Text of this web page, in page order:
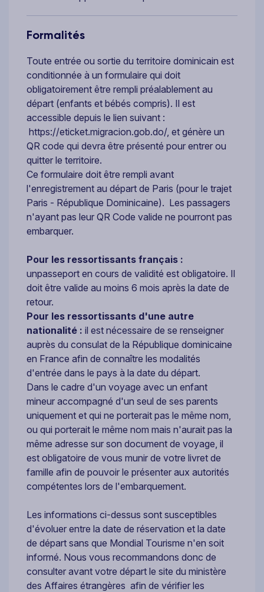
Formalités
Toute entrée ou sortie du territoire dominicain est
conditionnée à un formulaire qui doit
obligatoirement être rempli préalablement au
départ (enfants et bébés compris). Il est
accessible depuis le lien suivant :
https://eticket.migracion.gob.do/, et génère un
QR code qui devra être présenté pour entrer ou
quitter le territoire.
Ce formulaire doit être rempli avant
l'enregistrement au départ de Paris (pour le trajet
Paris - République Dominicaine). Les passagers
n'ayant pas leur QR Code valide ne pourront pas
embarquer.
Pour les ressortissants français :
unpasseport en cours de validité est obligatoire. Il
doit être valide au moins 6 mois après la date de
retour.
Pour les ressortissants d'une autre
nationalité : il est nécessaire de se renseigner
auprès du consulat de la République dominicaine
en France afin de connaître les modalités
d'entrée dans le pays à la date du départ.
Dans le cadre d'un voyage avec un enfant
mineur accompagné d'un seul de ses parents
uniquement et qui ne porterait pas le même nom,
ou qui porterait le même nom mais n'aurait pas la
même adresse sur son document de voyage, il
est obligatoire de vous munir de votre livret de
famille afin de pouvoir le présenter aux autorités
compétentes lors de l'embarquement.
Les informations ci-dessus sont susceptibles
d'évoluer entre la date de réservation et la date
de départ sans que Mondial Tourisme n'en soit
informé. Nous vous recommandons donc de
consulter avant votre départ le site du ministère
des Affaires étrangères afin de vérifier les